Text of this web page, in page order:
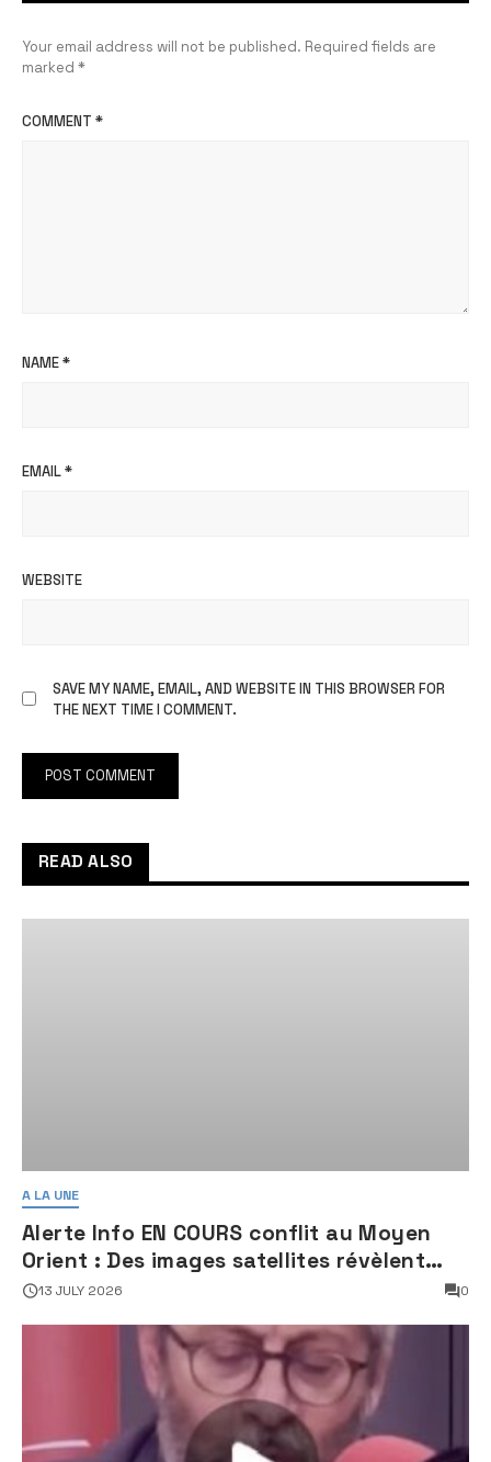
Your email address will not be published. Required fields are
marked *
COMMENT *
NAME*
EMAIL*
WEBSITE
SAVE MY NAME, EMAIL, AND WEBSITE IN THIS BROWSER FOR
THE NEXT TIME I COMMENT.
READ ALSO
A LA UNE
Alerte Info EN COURS conflit au Moyen
Orient : Des images satellites révèlent
une activité jugée « inquiétante » sur
13 JULY 2026 0